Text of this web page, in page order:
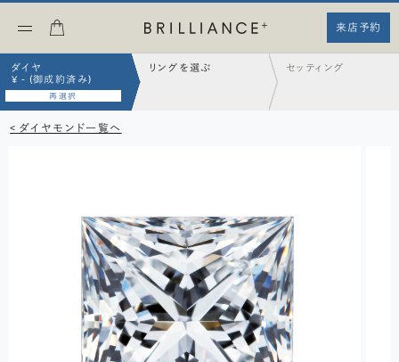
来店予約
ダイヤ
¥ - (御成約済み)
再選択
リングを選ぶ セッティング
< ダイヤモンド一覧へ